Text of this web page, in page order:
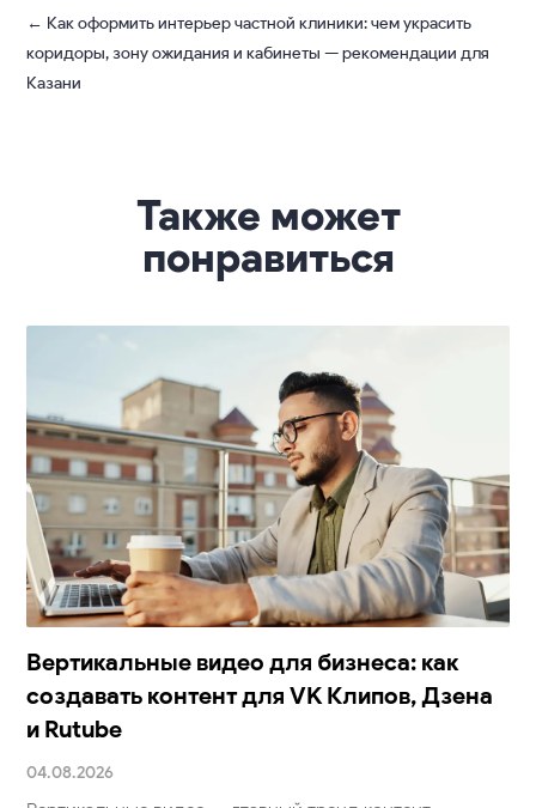
← Как оформить интерьер частной клиники: чем украсить
коридоры, зону ожидания и кабинеты — рекомендации для
Казани
Также может
понравиться
Вертикальные видео для бизнеса: как
создавать контент для VK Клипов, Дзена
и Rutube
04.08.2026